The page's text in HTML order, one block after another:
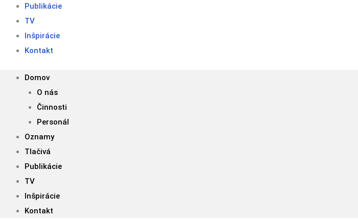
Publikácie
TV
Inšpirácie
Kontakt
Domov
O nás
Činnosti
Personál
Oznamy
Tlačivá
Publikácie
TV
Inšpirácie
Kontakt